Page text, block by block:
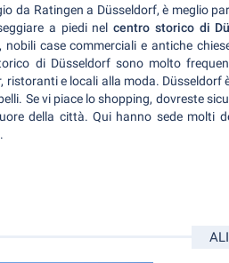
da Ratingen a Düsseldorf, è meglio
a piedi nelcentro storico di
case commerciali e antiche
di Düsseldorf sono molto
ristoranti e locali alla moda. Düsseldorf
Se vi piace lo shopping, dovreste
della città. Qui hanno sede molti